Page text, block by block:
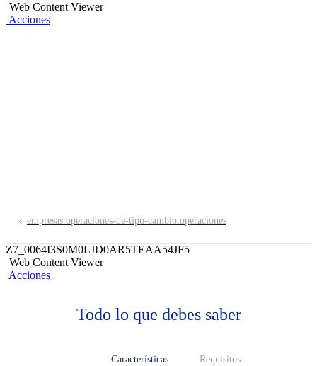
Web Content Viewer
Acciones
empresas.operaciones-de-tipo-cambio.operaciones
Z7_0064I3S0M0LJD0AR5TEAA54JF5
Web Content Viewer
Acciones
Todo lo que debes saber
Características Requisitos